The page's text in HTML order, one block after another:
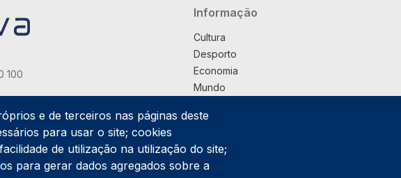
100
Navegação principal
Informação
Cultura
Desporto
Economia
Mundo
País
Praça
Pub
e de terceiros nas páginas deste
para usar o site; cookies
de utilização na utilização do site;
para gerar dados agregados sobre a